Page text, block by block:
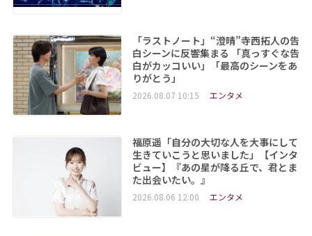
「ラストノート」“澄晴”寺西拓人の告
白シーンに反響集まる 「真っすぐな告
白がカッコいい」「最高のシーンをあ
りがとう」
2026.08.07 10:15 エンタメ
福原遥「自分の大切な人を大事にして
生きていこうと思いました」【インタ
ビュー】『あの星が降る丘で、君とま
た出会いたい。』
2026.08.06 12:00 エンタメ